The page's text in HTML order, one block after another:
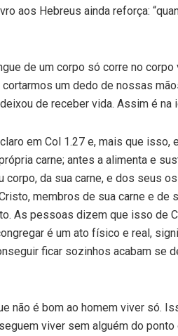
aos Hebreus ainda reforça:
de um corpo só corre no
um dedo de nossas
de receber vida. Assim é na
em Col 1.27 e, mais que isso,
carne; antes a alimenta e
da sua carne, e dos seus
membros de sua carne e de
As pessoas dizem que isso de
é um ato físico e real,
ficar sozinhos acabam se
não é bom ao homem viver só.
viver sem alguém do ponto